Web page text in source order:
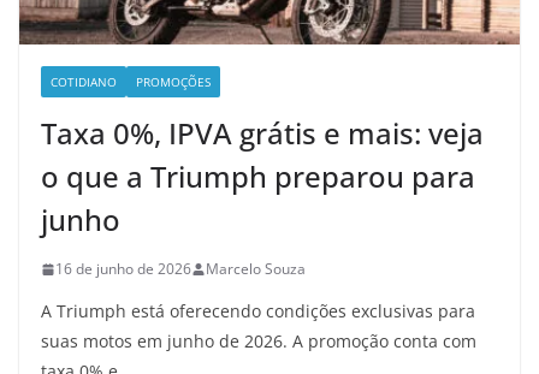
COTIDIANO PROMOÇÕES
Taxa 0%, IPVA grátis e mais: veja
o que a Triumph preparou para
junho
16 de junho de 2026 Marcelo Souza
A Triumph está oferecendo condições exclusivas para
suas motos em junho de 2026. A promoção conta com